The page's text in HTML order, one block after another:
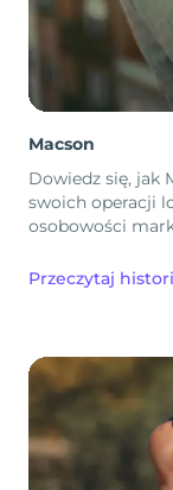
Macson
Dowiedz się, jak
swoich operacji
osobowości
Przeczytaj